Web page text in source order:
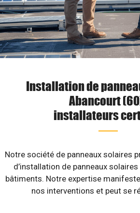
Installation de
Abancourt
installateurs
Notre société de panneaux solaires
d’installation de panneaux
bâtiments. Notre expertise
nos interventions et peut se